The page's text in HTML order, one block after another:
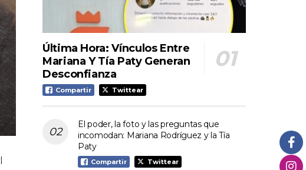
Última Hora: Vínculos Entre
Mariana Y Tía Paty Generan
Desconfianza
Compartir Twittear
El poder, la foto y las preguntas que
incomodan: Mariana Rodríguez y la Tía
Paty
Compartir Twittear